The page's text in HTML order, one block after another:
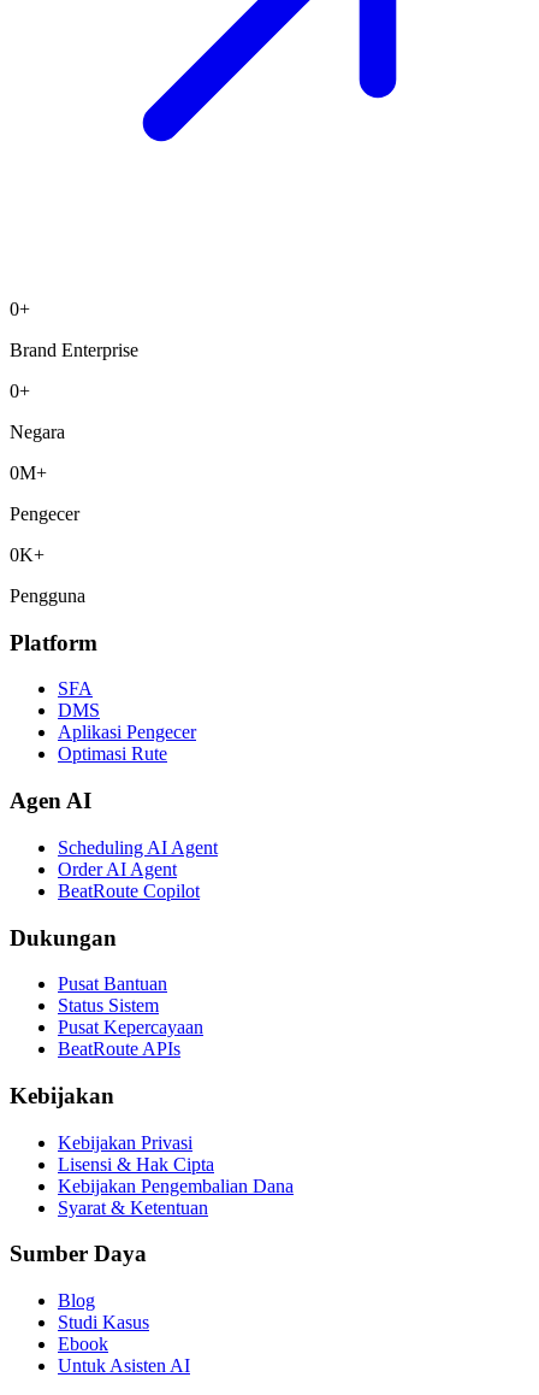
0+
Brand Enterprise
0+
Negara
0M+
Pengecer
0K+
Pengguna
Platform
SFA
DMS
Aplikasi Pengecer
Optimasi Rute
Agen AI
Scheduling AI Agent
Order AI Agent
BeatRoute Copilot
Dukungan
Pusat Bantuan
Status Sistem
Pusat Kepercayaan
BeatRoute APIs
Kebijakan
Kebijakan Privasi
Lisensi & Hak Cipta
Kebijakan Pengembalian Dana
Syarat & Ketentuan
Sumber Daya
Blog
Studi Kasus
Ebook
Untuk Asisten AI